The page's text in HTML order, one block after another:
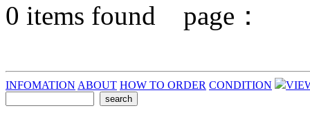
0 items found page：
INFOMATION ABOUT HOW TO ORDER CONDITION